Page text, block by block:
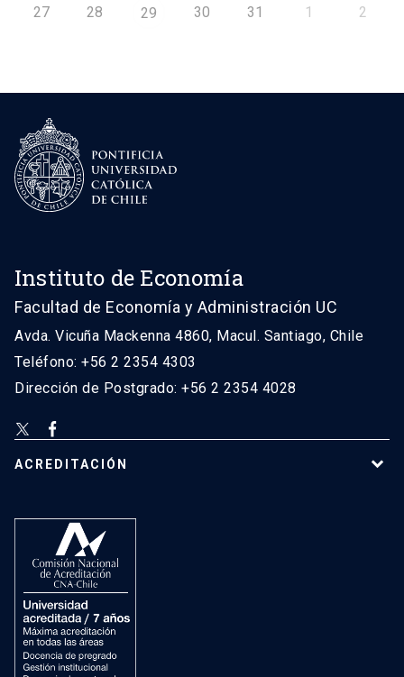
27 28 29 30 31 1 2
Instituto de Economía
Facultad de Economía y Administración UC
Avda. Vicuña Mackenna 4860, Macul. Santiago, Chile
Teléfono: +56 2 2354 4303
Dirección de Postgrado: +56 2 2354 4028
ACREDITACIÓN